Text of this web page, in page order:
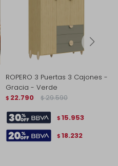
ROPERO 3 Puertas 3 Cajones -
Gracia - Verde
$ 22.790 $ 29.590
$ 15.953
$ 18.232